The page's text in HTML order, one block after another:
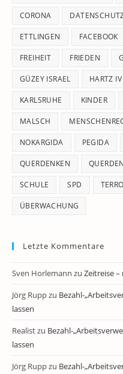
CORONA
ETTLINGEN FACEBOOK
FREIHEIT FRIEDEN
GÜZEY ISRAEL HARTZ IV
KARLSRUHE KINDER
MALSCH
NOKARGIDA PEGIDA
QUERDENKEN
SCHULE SPD
ÜBERWACHUNG
Letzte Kommentare
Sven Horlemann zu Zeitreise –
Jörg Ruppzu Bezahl-
lassen
Realistzu Bezahl-
lassen
Jörg Ruppzu Bezahl-